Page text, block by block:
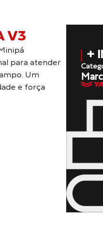
V3
para atender
Um
e força
+